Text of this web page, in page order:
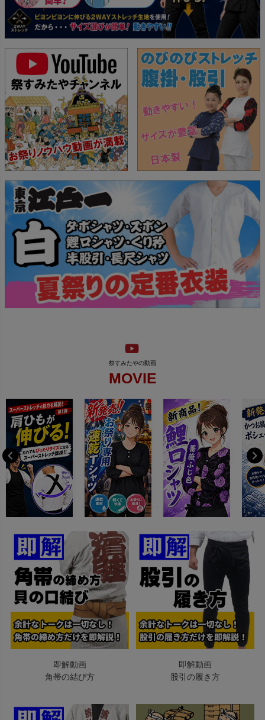
MOVIE
即解動画
角帯の結び方
即解動画
股引の履き方